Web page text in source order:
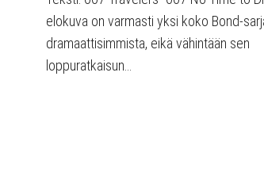
elokuva on varmasti yksi koko Bond-
dramaattisimmista, eikä vähintään sen
loppuratkaisun…